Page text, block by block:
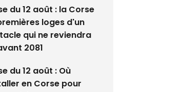
qui ne reviendra
2081
du 12 août : Où
pleinement du
?